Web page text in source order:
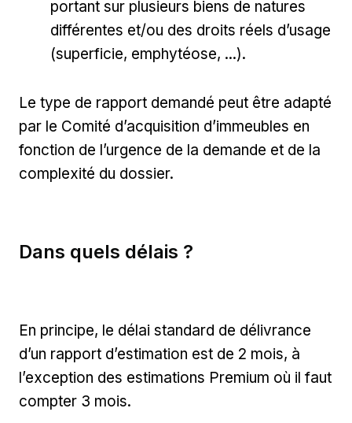
portant sur plusieurs biens de natures
différentes et/ou des droits réels d’usage
(superficie, emphytéose, ...).
Le type de rapport demandé peut être adapté
par le Comité d’acquisition d’immeubles en
fonction de l’urgence de la demande et de la
complexité du dossier.
Dans quels délais ?
En principe, le délai standard de délivrance
d’un rapport d’estimation est de 2 mois, à
l’exception des estimations Premium où il faut
compter 3 mois.